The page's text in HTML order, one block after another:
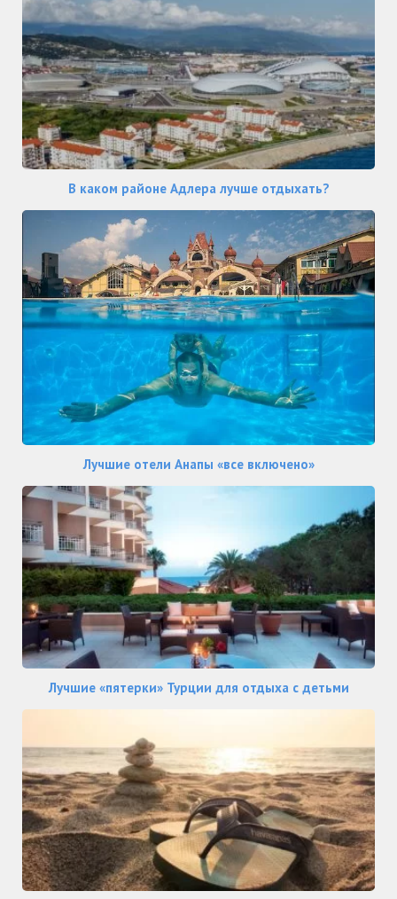
В каком районе Адлера лучше отдыхать?
Лучшие отели Анапы «все включено»
Лучшие «пятерки» Турции для отдыха с детьми